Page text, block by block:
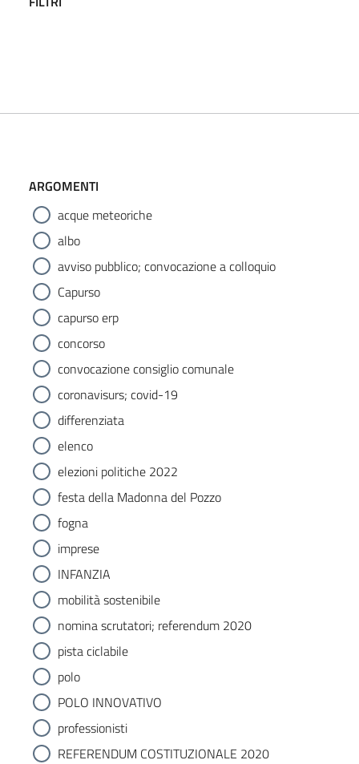
ARGOMENTI
acque meteoriche
albo
avviso pubblico; convocazione a colloquio
Capurso
capurso erp
concorso
convocazione consiglio comunale
coronavisurs; covid-19
differenziata
elenco
elezioni politiche 2022
festa della Madonna del Pozzo
fogna
imprese
INFANZIA
mobilità sostenibile
nomina scrutatori; referendum 2020
pista ciclabile
polo
POLO INNOVATIVO
professionisti
REFERENDUM COSTITUZIONALE 2020